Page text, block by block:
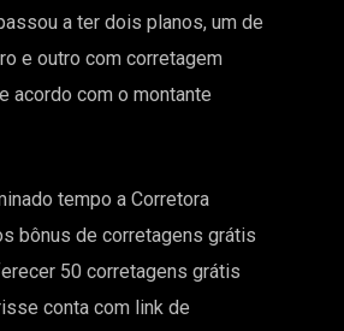
a ter dois planos, um de
e outro com corretagem
acordo com o montante
tempo a Corretora
bônus de corretagens grátis
50 corretagens grátis
conta com link de